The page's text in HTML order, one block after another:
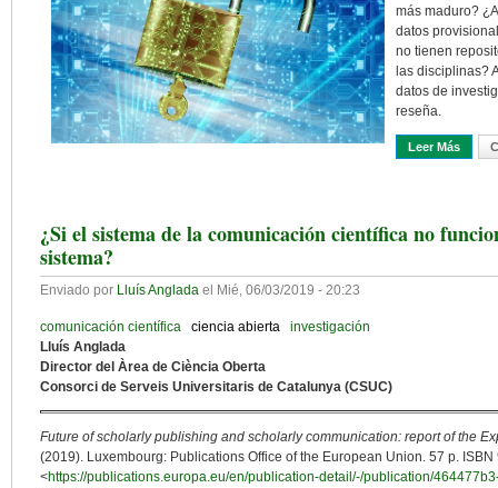
más maduro?
datos
no tienen
las disciplinas?
datos de
reseña.
Leer Más
¿Si el sistema de la comunicación científica no
sistema?
Enviado por Lluís Anglada el Mié, 06/03/2019 - 20:23
comunicación científica ciencia abierta
investigación
Lluís Anglada
Director del Àrea de Ciència Oberta
Consorci de Serveis Universitaris de Catalunya (CSUC)
Future of scholarly publishing and scholarly communication: report of the
(2019). Luxembourg: Publications Office of the European Union. 57 p.
<https://publications.europa.eu/en/publication-detail/-/publication/